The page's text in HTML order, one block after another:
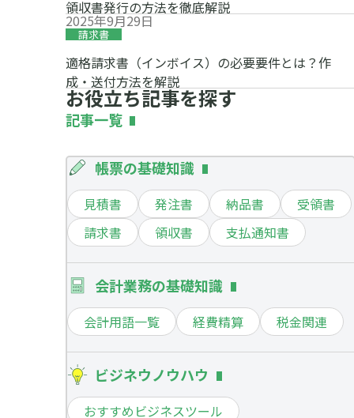
領収書発行の方法を徹底解説
2025年9月29日
請求書
適格請求書（インボイス）の必要要件とは？作
成・送付方法を解説
お役立ち記事を探す
記事一覧
帳票の基礎知識
見積書 発注書 納品書
受領書
請求書
領収書 支払通知書
会計業務の基礎知識
会計用語一覧 経費精算 税金関連
ビジネウノウハウ
おすすめビジネスツール